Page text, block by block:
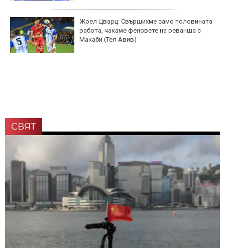
Жоел Цварц: Свършихме само половината
работа, чакаме феновете на реванша с
Макаби (Тел Авив)
СВЯТ